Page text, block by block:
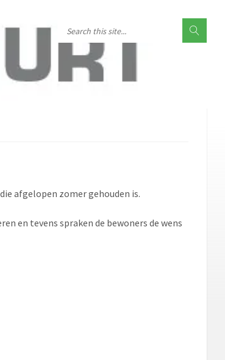
afgelopen zomer gehouden is.
en tevens spraken de bewoners de wens